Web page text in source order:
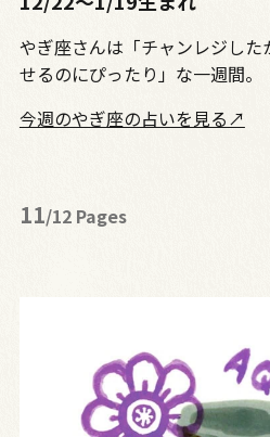
やぎ座さんは「チャンレジし
せるのにぴったり」な一週間。
今週のやぎ座の占いを見る↗
11/12 Pages